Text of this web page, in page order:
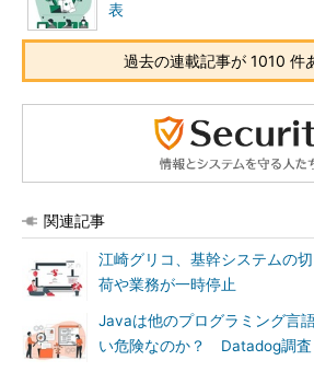
表
過去の連載記事が 1010 件
関連記事
江崎グリコ、基幹システムの
荷や業務が一時停止
Javaは他のプログラミング言
い危険なのか？ Datadog調査